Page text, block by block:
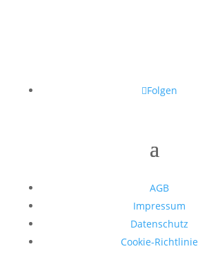
Folgen
AGB
Impressum
Datenschutz
Cookie-Richtlinie